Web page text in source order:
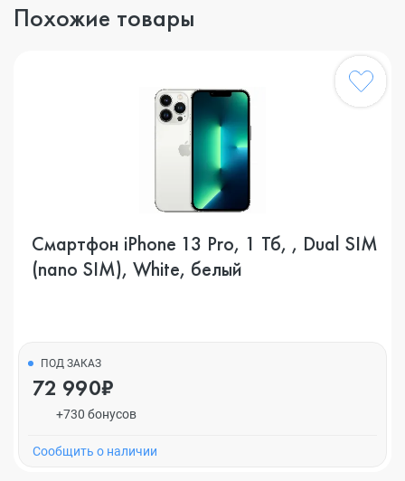
Похожие товары
Смартфон iPhone 13 Pro, 1 Тб, , Dual SIM
(nano SIM), White, белый
ПОД ЗАКАЗ
72 990₽
+730 бонусов
Cообщить о наличии